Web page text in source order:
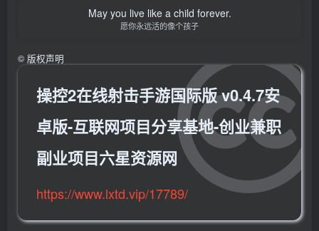
May you live like a child forever.
愿你永远活的像个孩子
© 版权声明
操控2在线射击手游国际版 v0.4.7安
卓版-互联网项目分享基地-创业兼职
副业项目六星资源网
https://www.lxtd.vip/17789/